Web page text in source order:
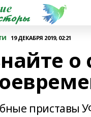
19 ДЕКАБРЯ 2019, 02:21
о
приставы